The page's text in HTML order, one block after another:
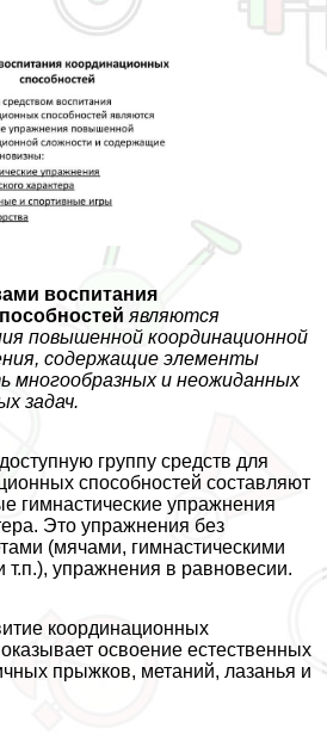
воспитания
являются
повышенной координационной
содержащие элементы
многообразных и неожиданных
задач.
группу средств для
способностей составляют
гимнастические упражнения
Это упражнения без
(мячами, гимнастическими
т.п.), упражнения в равновесии.
координационных
освоение естественных
прыжков, метаний, лазанья и